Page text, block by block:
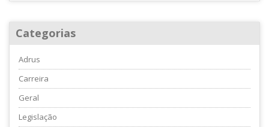
Categorias
Adrus
Carreira
Geral
Legislação